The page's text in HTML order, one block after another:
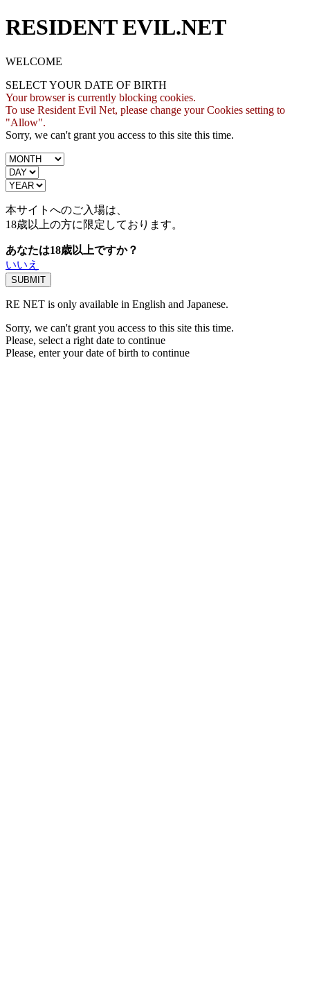
RESIDENT EVIL.NET
WELCOME
SELECT YOUR DATE OF BIRTH
Your browser is currently blocking cookies.
To use Resident Evil Net, please change your Cookies setting to
"Allow".
Sorry, we can't grant you access to this site this time.
本サイトへのご入場は、
18歳以上の方に限定しております。
あなたは18歳以上ですか？
いいえ
RE NET is only available in English and Japanese.
Sorry, we can't grant you access to this site this time.
Please, select a right date to continue
Please, enter your date of birth to continue